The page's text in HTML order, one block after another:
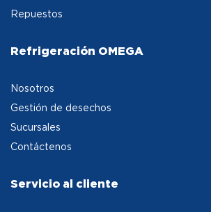
Repuestos
Refrigeración OMEGA
Nosotros
Gestión de desechos
Sucursales
Contáctenos
Servicio al cliente